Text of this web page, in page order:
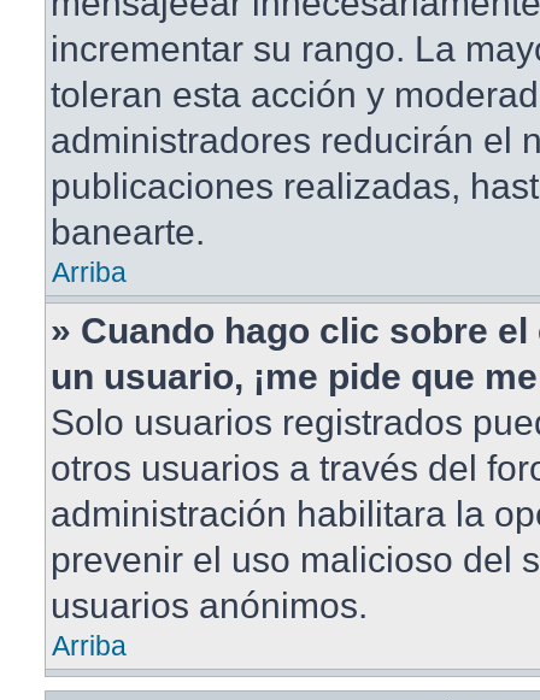
incrementar su rango. La
toleran esta acción y
administradores reducirán el
publicaciones realizadas,
banearte.
Arriba
» Cuando hago clic sobre
un usuario, ¡me pide que
Solo usuarios registrados
otros usuarios a través del
administración habilitara la
prevenir el uso malicioso del
usuarios anónimos.
Arriba